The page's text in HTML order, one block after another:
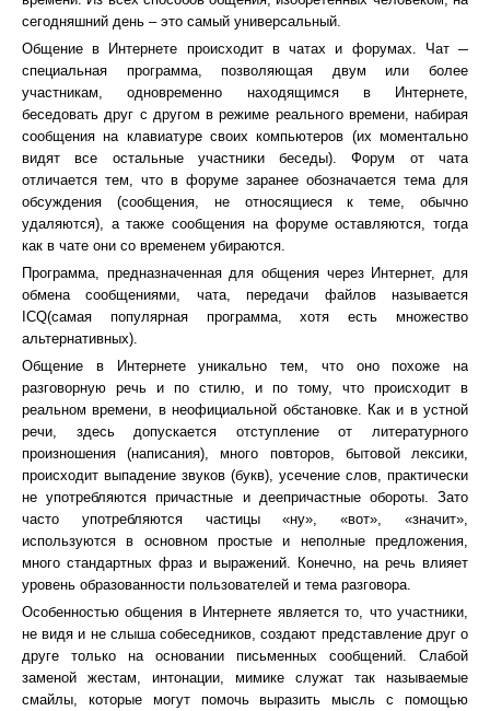
сегодняшний день – это самый универсальный.
Общение в Интернете происходит в чатах и форумах. Чат ─
специальная программа, позволяющая двум или более
участникам, одновременно находящимся в Интернете,
беседовать друг с другом в режиме реального времени, набирая
сообщения на клавиатуре своих компьютеров (их моментально
видят все остальные участники беседы). Форум от чата
отличается тем, что в форуме заранее обозначается тема для
обсуждения (сообщения, не относящиеся к теме, обычно
удаляются), а также сообщения на форуме оставляются, тогда
как в чате они со временем убираются.
Программа, предназначенная для общения через Интернет, для
обмена сообщениями, чата, передачи файлов называется
ICQ(самая популярная программа, хотя есть множество
альтернативных).
Общение в Интернете уникально тем, что оно похоже на
разговорную речь и по стилю, и по тому, что происходит в
реальном времени, в неофициальной обстановке. Как и в устной
речи, здесь допускается отступление от литературного
произношения (написания), много повторов, бытовой лексики,
происходит выпадение звуков (букв), усечение слов, практически
не употребляются причастные и деепричастные обороты. Зато
часто употребляются частицы «ну», «вот», «значит»,
используются в основном простые и неполные предложения,
много стандартных фраз и выражений. Конечно, на речь влияет
уровень образованности пользователей и тема разговора.
Особенностью общения в Интернете является то, что участники,
не видя и не слыша собеседников, создают представление друг о
друге только на основании письменных сообщений. Слабой
заменой жестам, интонации, мимике служат так называемые
смайлы, которые могут помочь выразить мысль с помощью